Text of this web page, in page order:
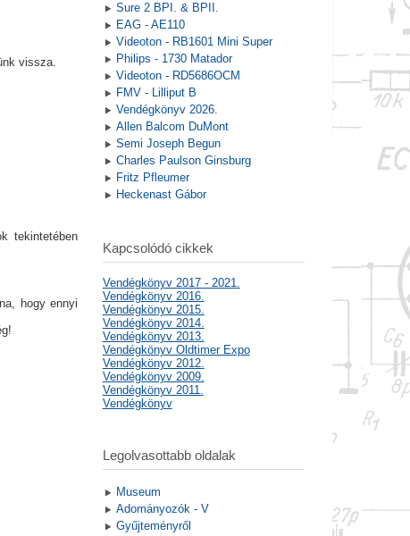
vissza.
tekintetében
hogy ennyi
Sure 2 BPI. & BPII.
EAG - AE110
Videoton - RB1601 Mini Super
Philips - 1730 Matador
Videoton - RD5686OCM
FMV - Lilliput B
Vendégkönyv 2026.
Allen Balcom DuMont
Semi Joseph Begun
Charles Paulson Ginsburg
Fritz Pfleumer
Heckenast Gábor
Kapcsolódó cikkek
Vendégkönyv 2017 - 2021.
Vendégkönyv 2016.
Vendégkönyv 2015.
Vendégkönyv 2014.
Vendégkönyv 2013.
Vendégkönyv Oldtimer Expo
Vendégkönyv 2012.
Vendégkönyv 2009.
Vendégkönyv 2011.
Vendégkönyv
Legolvasottabb oldalak
Museum
Adományozók - V
Gyűjteményről